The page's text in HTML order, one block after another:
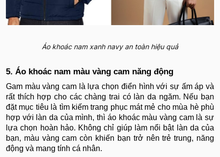
Áo khoác nam xanh navy an toàn hiệu quả
5. Áo khoác nam màu vàng cam năng động
Gam màu vàng cam là lựa chọn điển hình với sự ấm áp và
rất thích hợp cho các chàng trai có làn da ngăm. Nếu bạn
đặt mục tiêu là tìm kiếm trang phục mát mẻ cho mùa hè phù
hợp với làn da của mình, thì áo khoác màu vàng cam là sự
lựa chọn hoàn hảo. Không chỉ giúp làm nổi bật làn da của
bạn, màu vàng cam còn khiến bạn trở nên trẻ trung, năng
động và mang tính cá nhân.